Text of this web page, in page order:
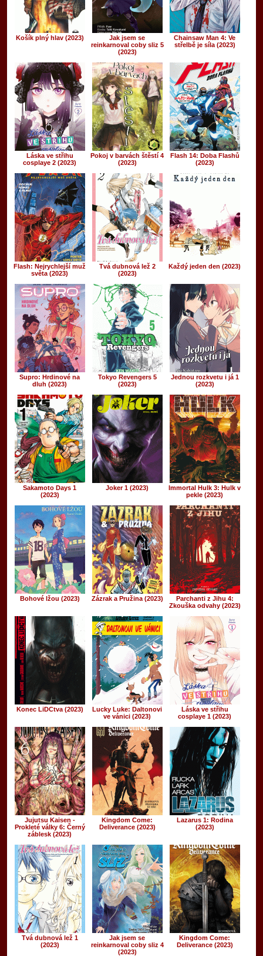
Košík plný hlav (2023)
Jak jsem se
reinkarnoval coby sliz 5
(2023)
Chainsaw Man 4: Ve
střelbě je síla (2023)
Láska ve střihu
cosplaye 2 (2023)
Pokoj v barvách štěstí 4
(2023)
Flash 14: Doba Flashů
(2023)
Flash: Nejrychlejší muž
světa (2023)
Tvá dubnová lež 2
(2023)
Každý jeden den (2023)
Supro: Hrdinové na
dluh (2023)
Tokyo Revengers 5
(2023)
Jednou rozkvetu i já 1
(2023)
Sakamoto Days 1
(2023)
Joker 1 (2023)
Immortal Hulk 3: Hulk v
pekle (2023)
Bohové lžou (2023) Zázrak a Pružina (2023)
Parchanti z Jihu 4:
Zkouška odvahy (2023)
Konec LiDCtva (2023)
Lucky Luke: Daltonovi
ve vánici (2023)
Láska ve střihu
cosplaye 1 (2023)
Jujutsu Kaisen -
Prokleté války 6: Černý
záblesk (2023)
Kingdom Come:
Deliverance (2023)
Lazarus 1: Rodina
(2023)
Tvá dubnová lež 1
(2023)
Jak jsem se
reinkarnoval coby sliz 4
(2023)
Kingdom Come:
Deliverance (2023)